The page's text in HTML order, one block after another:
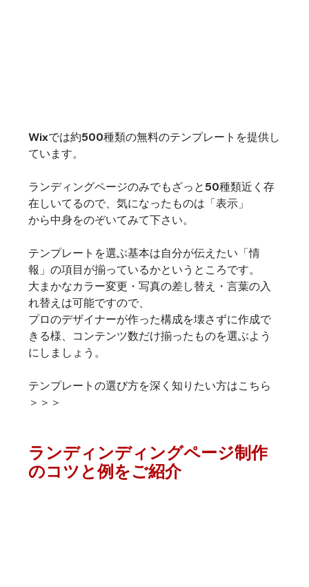
Wixでは約500種類の無料のテンプレートを提供し
ています。
ランディングページのみでもざっと50種類近く存
在しいてるので、気になったものは「表示」
から中身をのぞいてみて下さい。
テンプレートを選ぶ基本は自分が伝えたい「情
報」の項目が揃っているかというところです。
大まかなカラー変更・写真の差し替え・言葉の入
れ替えは可能ですので、
プロのデザイナーが作った構成を壊さずに作成で
きる様、コンテンツ数だけ揃ったものを選ぶよう
にしましょう。
テンプレートの選び方を深く知りたい方はこちら
＞＞＞
ランディンディングページ制作
のコツと例をご紹介